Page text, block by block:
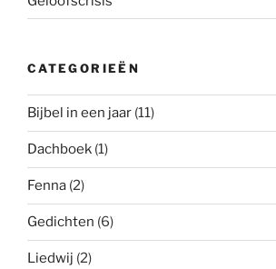
CATEGORIEËN
Bijbel in een jaar (11)
Dachboek (1)
Fenna (2)
Gedichten (6)
Liedwij (2)